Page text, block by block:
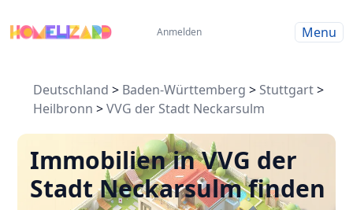
Anmelden Menu
Deutschland > Baden-Württemberg > Stuttgart>
Heilbronn >VVG der Stadt Neckarsulm
Immobilien in VVG der
Stadt Neckarsulm finden